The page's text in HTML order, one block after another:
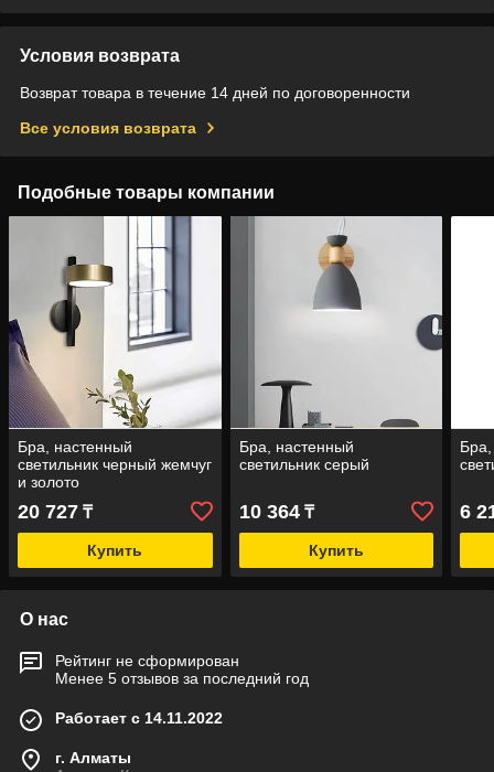
Условия возврата
Возврат товара в течение 14 дней по договоренности
Все условия возврата
Подобные товары компании
Бра, настенный
светильник черный жемчуг
и золото
20 727 ₸
Купить
Бра, настенный
светильник серый
10 364₸
Купить
6
О нас
Рейтинг не сформирован
Менее 5 отзывов за последний год
Работает с 14.11.2022
г. Алматы